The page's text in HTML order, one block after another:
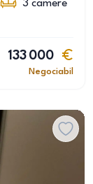
3 camere
133 000
Negociabil